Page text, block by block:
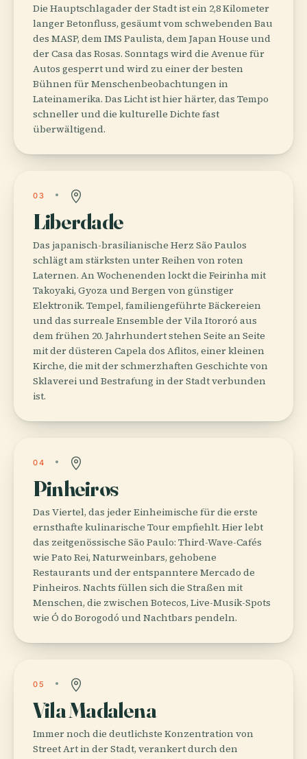
Die Hauptschlagader der Stadt ist ein 2,8 Kilometer
langer Betonfluss, gesäumt vom schwebenden Bau
des MASP, dem IMS Paulista, dem Japan House und
der Casa das Rosas. Sonntags wird die Avenue für
Autos gesperrt und wird zu einer der besten
Bühnen für Menschenbeobachtungen in
Lateinamerika. Das Licht ist hier härter, das Tempo
schneller und die kulturelle Dichte fast
überwältigend.
03
Liberdade
Das japanisch-brasilianische Herz São Paulos
schlägt am stärksten unter Reihen von roten
Laternen. An Wochenenden lockt die Feirinha mit
Takoyaki, Gyoza und Bergen von günstiger
Elektronik. Tempel, familiengeführte Bäckereien
und das surreale Ensemble der Vila Itororó aus
dem frühen 20. Jahrhundert stehen Seite an Seite
mit der düsteren Capela dos Aflitos, einer kleinen
Kirche, die mit der schmerzhaften Geschichte von
Sklaverei und Bestrafung in der Stadt verbunden
ist.
04
Pinheiros
Das Viertel, das jeder Einheimische für die erste
ernsthafte kulinarische Tour empfiehlt. Hier lebt
das zeitgenössische São Paulo: Third-Wave-Cafés
wie Pato Rei, Naturweinbars, gehobene
Restaurants und der entspanntere Mercado de
Pinheiros. Nachts füllen sich die Straßen mit
Menschen, die zwischen Botecos, Live-Musik-Spots
wie Ó do Borogodó und Nachtbars pendeln.
05
Vila Madalena
Immer noch die deutlichste Konzentration von
Street Art in der Stadt, verankert durch den